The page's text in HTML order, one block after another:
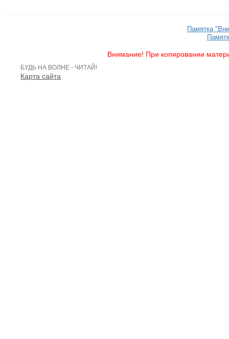
Памятка
Внимание! При копировании
БУДЬ НА ВОЛНЕ - ЧИТАЙ!
Карта сайта